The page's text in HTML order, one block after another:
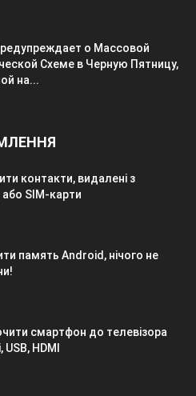
о Массовой
Схеме в Черную Пятницу,
на...
контакти, видалені з
SIM-карти
память Android, нічого не
смартфон до телевізора
USB, HDMI